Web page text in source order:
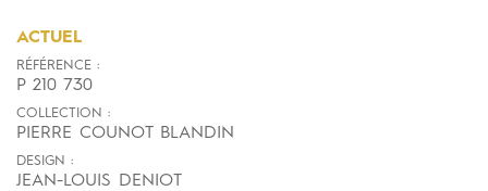
ACTUEL
RÉFÉRENCE :
P 210 730
COLLECTION :
PIERRE COUNOT BLANDIN
DESIGN :
JEAN-LOUIS DENIOT